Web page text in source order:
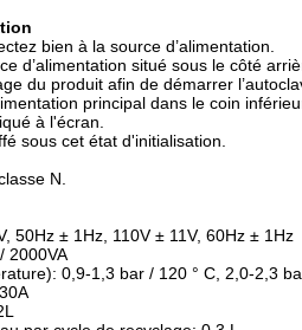
bien à la source d’alimentation.
d’alimentation situé sous le côté
du produit afin de démarrer
principal dans le coin
à l'écran.
sous cet état d'initialisation.
N.
50Hz ± 1Hz, 110V ± 11V, 60Hz ± 1Hz
2000VA
0,9-1,3 bar / 120 ° C, 2,0-2,3